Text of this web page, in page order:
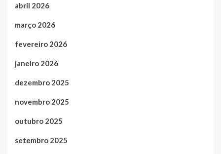
abril 2026
março 2026
fevereiro 2026
janeiro 2026
dezembro 2025
novembro 2025
outubro 2025
setembro 2025